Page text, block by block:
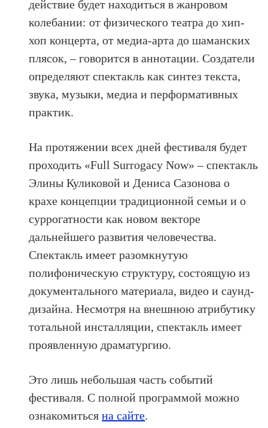
действие будет находиться в жанровом
колебании: от физического театра до хип-
хоп концерта, от медиа-арта до шаманских
плясок, – говорится в аннотации. Создатели
определяют спектакль как синтез текста,
звука, музыки, медиа и перформативных
практик.
На протяжении всех дней фестиваля будет
проходить «Full Surrogacy Now» – спектакль
Элины Куликовой и Дениса Сазонова о
крахе концепции традиционной семьи и о
суррогатности как новом векторе
дальнейшего развития человечества.
Спектакль имеет разомкнутую
полифоническую структуру, состоящую из
документального материала, видео и саунд-
дизайна. Несмотря на внешнюю атрибутику
тотальной инсталляции, спектакль имеет
проявленную драматургию.
Это лишь небольшая часть событий
фестиваля. С полной программой можно
ознакомитьсяна сайте.